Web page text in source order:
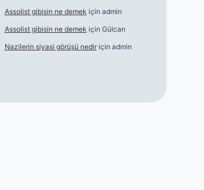
Assolist gibisin ne demek için admin
Assolist gibisin ne demek için Gülcan
Nazilerin siyasi görüşü nediriçin admin